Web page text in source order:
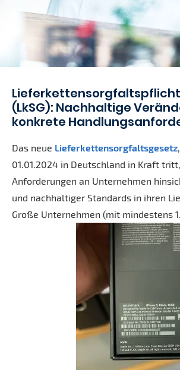
(LkSG): Nachhaltige
konkrete
Das neue Lieferketten­sorgfaltsgesetz
01.01.2024 in Deutschland in Kraft
Anforderungen an Unternehmen
und nachhaltiger Standards in ihren
Große Unternehmen (mit mindestens